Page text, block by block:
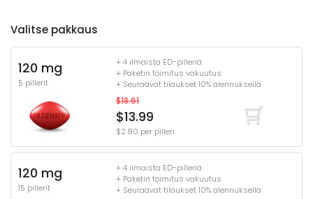
Valitse pakkaus
120 mg
5 pillerit
+ 4 ilmaista ED-pilleriä
+ Paketin toimitus vakuutus
+ Seuraavat tilaukset 10% alennuksella
$18.61
$13.99
$2.80 per pilleri
120 mg
15 pillerit
+ 4 ilmaista ED-pilleriä
+ Paketin toimitus vakuutus
+ Seuraavat tilaukset 10% alennuksella